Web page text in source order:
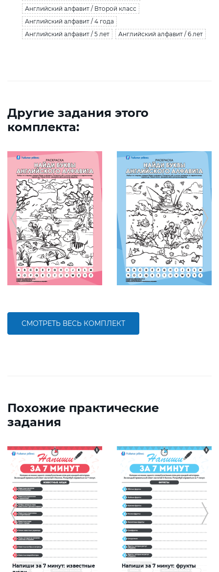
Английский алфавит / Второй класс
Английский алфавит / 4 года
Английский алфавит / 5 лет
Английский алфавит / 6 лет
Другие задания этого
комплекта:
СМОТРЕТЬ ВЕСЬ КОМПЛЕКТ
Похожие практические
задания
Напиши за 7 минут: известные
Напиши за 7 минут: фрукты